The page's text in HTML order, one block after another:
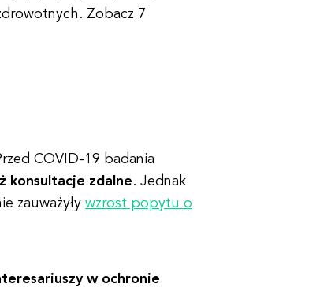
Zobacz 7
COVID-19 badania
konsultacje zdalne. Jednak
zauważyły wzrost popytu o
w ochronie